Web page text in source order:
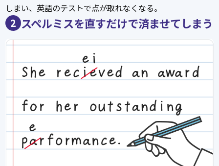
しまい、英語のテストで点が取れなくなる。
2 スペルミスを直すだけで済ませてしまう